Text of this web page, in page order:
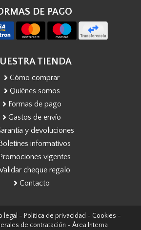
DE PAGO
TIENDA
Cómo comprar
Quiénes somos
Formas de pago
Gastos de envío
y devoluciones
informativos
vigentes
cheque regalo
Contacto
legal - Política de privacidad - Cookies -
de contratación - Área Interna